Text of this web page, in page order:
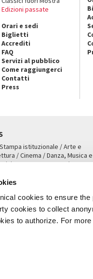
cookies to ensure
cookies to collect
to authorize. For
Edizioni passate
Orari e sedi
Biglietti
Accrediti
FAQ
Servizi al pubblico
Come raggiungerci
Contatti
Press
istituzionale / Arte e
/ Cinema / Danza, Musica
San Marco 1364/A,